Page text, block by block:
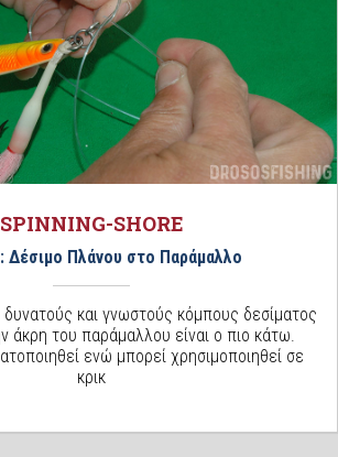
SPINNING-SHORE
Δέσιμο Πλάνου στο Παράμαλλο
και γνωστούς κόμπους δεσίματος
άκρη του παράμαλλου είναι ο πιο κάτω.
ενώ μπορεί χρησιμοποιηθεί σε
κρικ